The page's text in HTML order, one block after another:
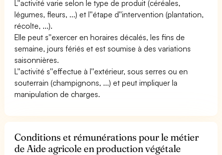
L''activité varie selon le type de produit (céréales,
légumes, fleurs, ...) et l''étape d''intervention (plantation,
récolte, ...).
Elle peut s''exercer en horaires décalés, les fins de
semaine, jours fériés et est soumise à des variations
saisonnières.
L''activité s''effectue à l''extérieur, sous serres ou en
souterrain (champignons, ...) et peut impliquer la
manipulation de charges.
Conditions et rémunérations pour le métier
de Aide agricole en production végétale